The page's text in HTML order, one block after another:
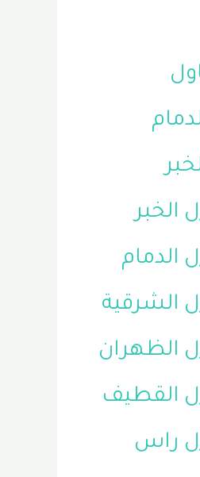
الخبر
الدمام
الشرقية
الظهران
القطيف
راس